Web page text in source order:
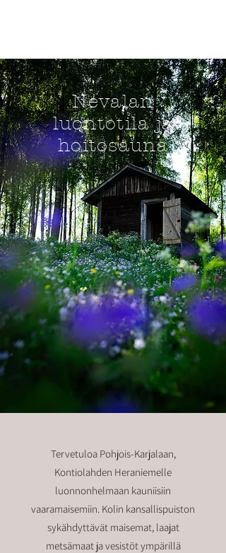
Nevalan
luontotila ja
hoitosauna
Tervetuloa Pohjois-Karjalaan,
Kontiolahden Heraniemelle
luonnonhelmaan kauniisiin
vaaramaisemiin. Kolin kansallispuiston
sykähdyttävät maisemat, laajat
metsämaat ja vesistöt ympärillä